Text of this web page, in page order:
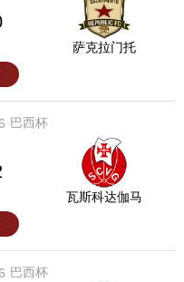
萨克拉门托
巴西杯
瓦斯科达伽马
巴西杯